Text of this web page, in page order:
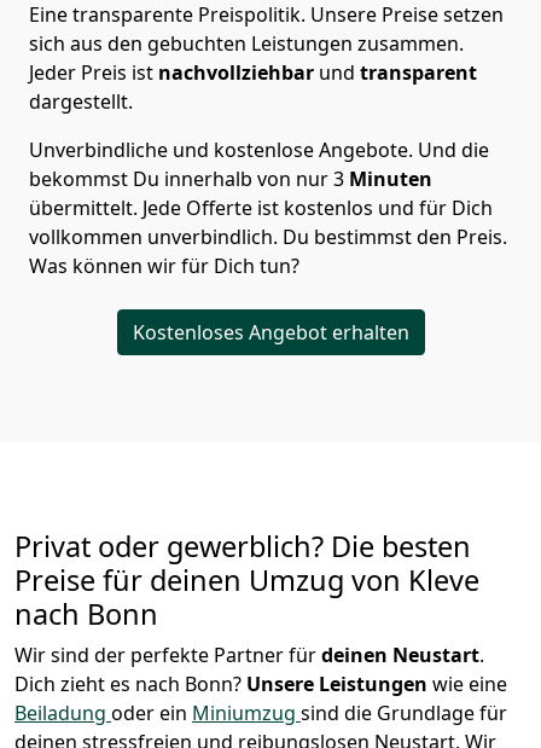
Eine transparente Preispolitik. Unsere Preise setzen
sich aus den gebuchten Leistungen zusammen.
Jeder Preis ist nachvollziehbar und transparent
dargestellt.
Unverbindliche und kostenlose Angebote. Und die
bekommst Du innerhalb von nur3 Minuten
übermittelt. Jede Offerte ist kostenlos und für Dich
vollkommen unverbindlich. Du bestimmst den Preis.
Was können wir für Dich tun?
Kostenloses Angebot erhalten
Privat oder gewerblich? Die besten
Preise für deinen Umzug von Kleve
nach Bonn
Wir sind der perfekte Partner fürdeinen Neustart.
Dich zieht es nach Bonn? Unsere Leistungen wie eine
Beiladung oder ein Miniumzug sind die Grundlage für
deinen stressfreien und reibungslosen Neustart. Wir